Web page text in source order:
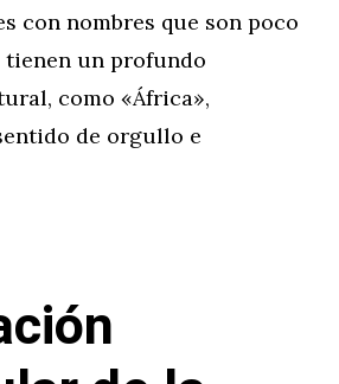
con nombres que son poco
tienen un profundo
como «África»,
de orgullo e